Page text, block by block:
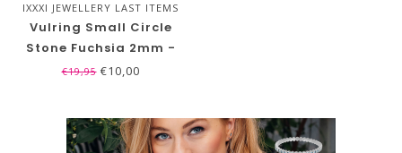
IXXXI JEWELLERY LAST ITEMS
SALE!
Vulring Small Circle
Stone Fuchsia 2mm -
Zilver
€19,95€10,00